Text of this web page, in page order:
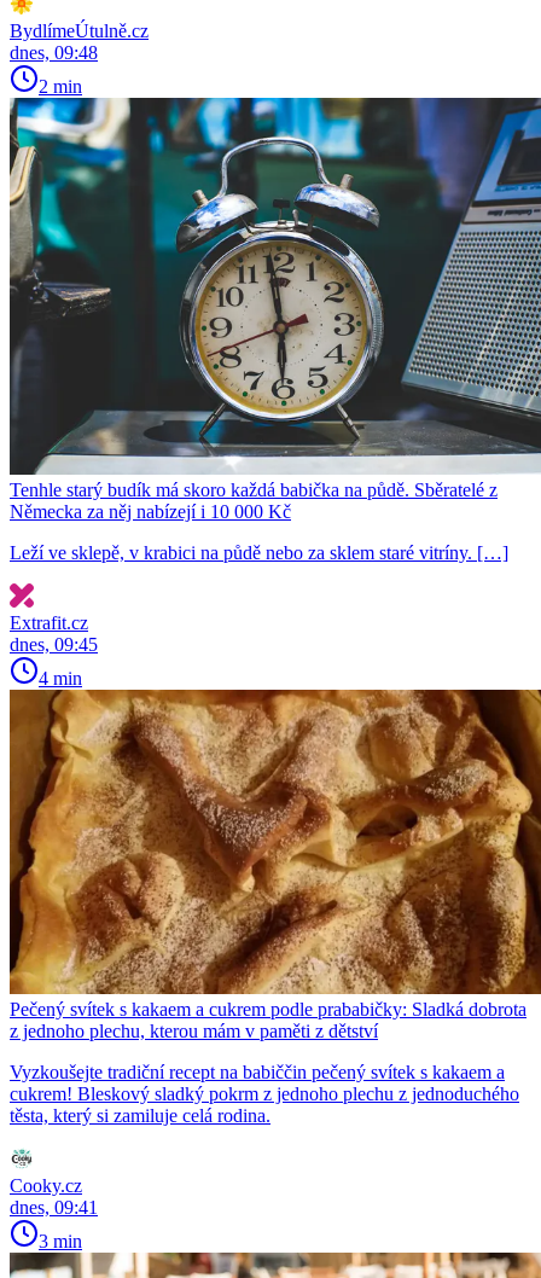
BydlímeÚtulně.cz
dnes, 09:48
2 min
Tenhle starý budík má skoro každá babička na půdě. Sběratelé z
Německa za něj nabízejí i 10 000 Kč
Leží ve sklepě, v krabici na půdě nebo za sklem staré vitríny. […]
Extrafit.cz
dnes, 09:45
4 min
Pečený svítek s kakaem a cukrem podle prababičky: Sladká dobrota
z jednoho plechu, kterou mám v paměti z dětství
Vyzkoušejte tradiční recept na babiččin pečený svítek s kakaem a
cukrem! Bleskový sladký pokrm z jednoho plechu z jednoduchého
těsta, který si zamiluje celá rodina.
Cooky.cz
dnes, 09:41
3 min